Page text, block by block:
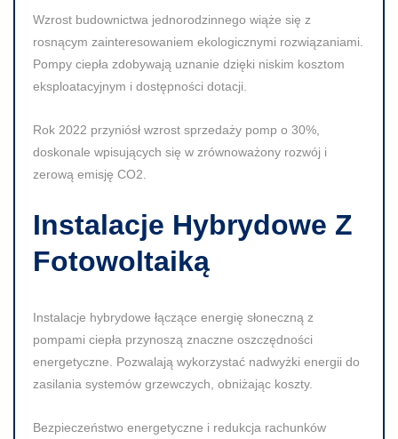
Wzrost budownictwa jednorodzinnego wiąże się z
rosnącym zainteresowaniem ekologicznymi rozwiązaniami.
Pompy ciepła zdobywają uznanie dzięki niskim kosztom
eksploatacyjnym i dostępności dotacji.
Rok 2022 przyniósł wzrost sprzedaży pomp o 30%
doskonale wpisujących się w zrównoważony rozwój i
zerową emisję CO2
Instalacje Hybrydowe Z
Fotowoltaiką
Instalacje hybrydowe łączące energię słoneczną z
pompami ciepła przynoszą znaczne oszczędności
energetyczne. Pozwalają wykorzystać nadwyżki energii do
zasilania systemów grzewczych, obniżając koszty.
Bezpieczeństwo energetyczne i redukcja rachunków